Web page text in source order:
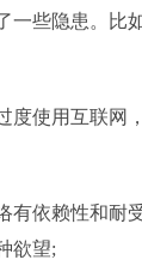
一些隐患。比
使用互联网
依赖性和耐
欲望;